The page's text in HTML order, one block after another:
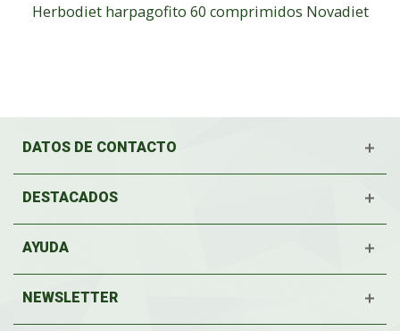
Herbodiet harpagofito 60 comprimidos Novadiet
DATOS DE CONTACTO
DESTACADOS
AYUDA
NEWSLETTER